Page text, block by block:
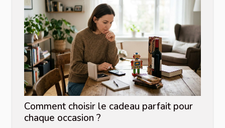
Comment choisir le cadeau parfait pour
chaque occasion ?